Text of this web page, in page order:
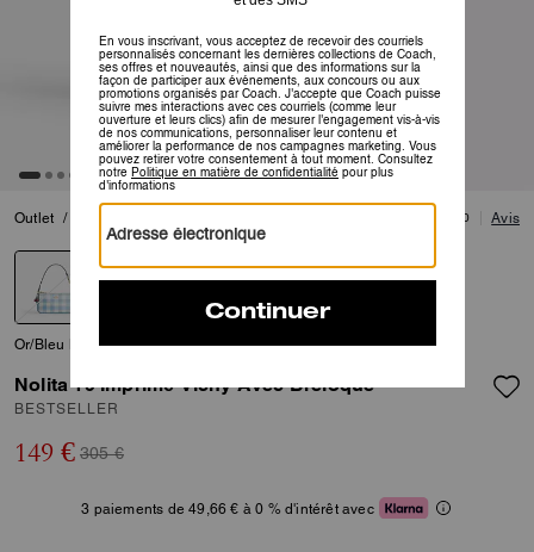
Outlet / 5.0 Avis
Or/Bleu Multi
Nolita 19 Imprimé Vichy Avec Breloque
BESTSELLER
149 € 305 €
3 paiements de 49,66 € à 0 % d'intérêt avec